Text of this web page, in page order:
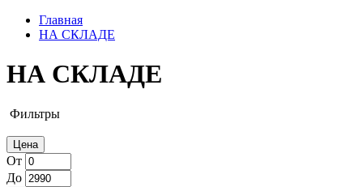
Главная
НА СКЛАДЕ
НА СКЛАДЕ
Фильтры
Цена
От
До